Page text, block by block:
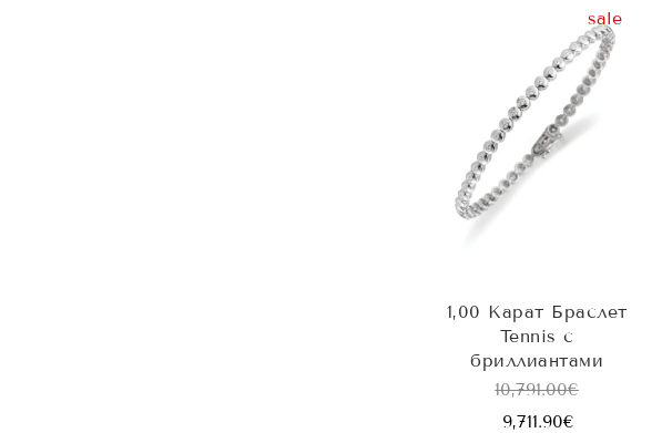
sale
1,00 Карат Браслет
Tennis с
бриллиантами
10,791.00€
9,711.90€